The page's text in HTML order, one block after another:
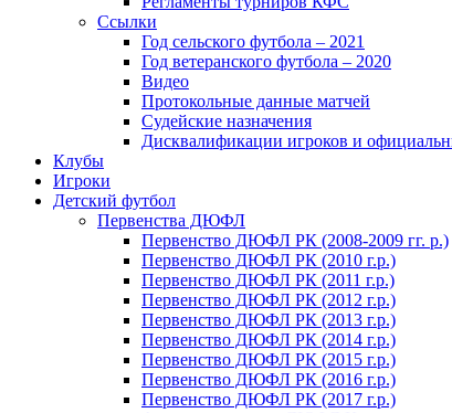
Ссылки
Год сельского футбола – 2021
Год ветеранского футбола – 2020
Видео
Протокольные данные матчей
Судейские назначения
Дисквалификации игроков и
Клубы
Игроки
Детский футбол
Первенства ДЮФЛ
Первенство ДЮФЛ РК (2008-2009 гг. р.)
Первенство ДЮФЛ РК (2010 г.р.)
Первенство ДЮФЛ РК (2011 г.р.)
Первенство ДЮФЛ РК (2012 г.р.)
Первенство ДЮФЛ РК (2013 г.р.)
Первенство ДЮФЛ РК (2014 г.р.)
Первенство ДЮФЛ РК (2015 г.р.)
Первенство ДЮФЛ РК (2016 г.р.)
Первенство ДЮФЛ РК (2017 г.р.)